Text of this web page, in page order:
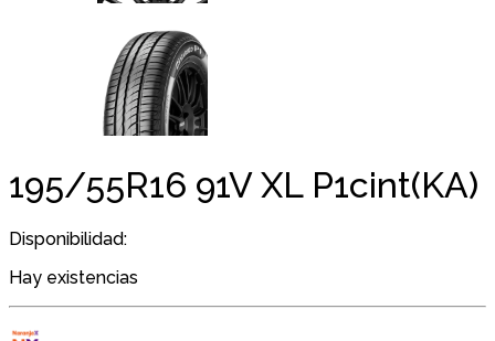
195/55R16 91V XL P1cint(KA)
Disponibilidad:
Hay existencias